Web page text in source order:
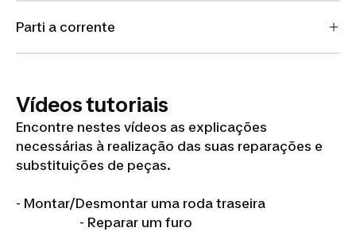
Parti a corrente
Vídeos tutoriais
Encontre nestes vídeos as explicações
necessárias à realização das suas reparações e
substituições de peças.
- Montar/Desmontar uma roda traseira
- Reparar um furo